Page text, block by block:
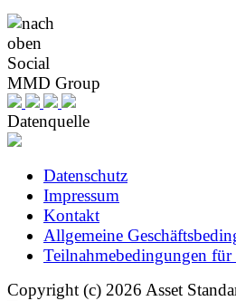
Social
MMD Group
Datenquelle
Datenschutz
Impressum
Kontakt
Allgemeine
Teilnahmebedingungen für
Copyright (c) 2026 Asset